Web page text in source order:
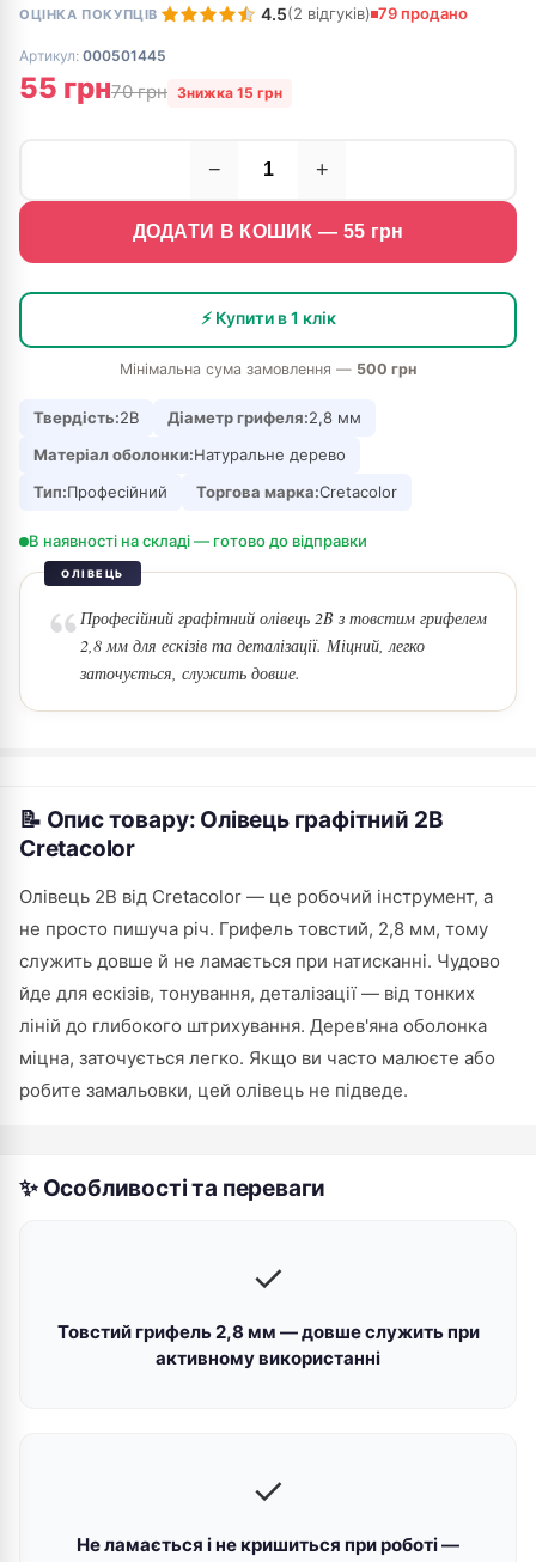
ОЦІНКА ПОКУПЦІВ 4.5(2 відгуків) 79 продано
Артикул: 000501445
55 грн70 грн Знижка 15 грн
− +
ДОДАТИ В КОШИК — 55 грн
⚡ Купити в 1 клік
Мінімальна сума замовлення — 500 грн
Твердість:2B Діаметр грифеля:2,8 мм
Матеріал оболонки:Натуральне дерево
Тип:Професійний Торгова марка:Cretacolor
В наявності на складі — готово до відправки
ОЛІВЕЦЬ
Професійний графітний олівець 2B з товстим грифелем
2,8 мм для ескізів та деталізації. Міцний, легко
заточується, служить довше.
📝 Опис товару: Олівець графітний 2B
Cretacolor
Олівець 2B від Cretacolor — це робочий інструмент, а
не просто пишуча річ. Грифель товстий, 2,8 мм, тому
служить довше й не ламається при натисканні. Чудово
йде для ескізів, тонування, деталізації — від тонких
ліній до глибокого штрихування. Дерев'яна оболонка
міцна, заточується легко. Якщо ви часто малюєте або
робите замальовки, цей олівець не підведе.
✨ Особливості та переваги
✓
Товстий грифель 2,8 мм — довше служить при
активному використанні
✓
Не ламається і не кришиться при роботі —